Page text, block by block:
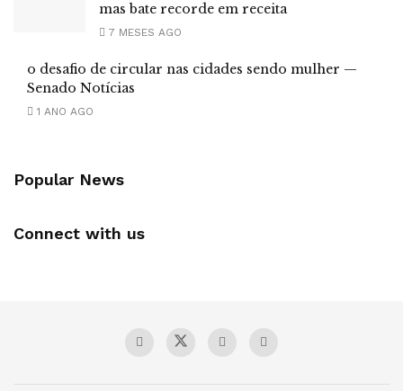
mas bate recorde em receita
7 MESES AGO
o desafio de circular nas cidades sendo mulher —
Senado Notícias
1 ANO AGO
Popular News
Connect with us